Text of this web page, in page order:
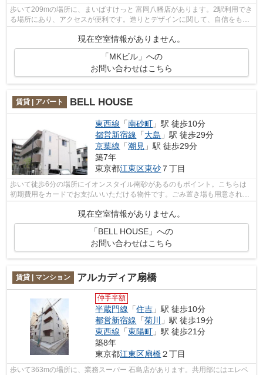
歩いて209mの場所に、まいばすけっと 富岡八幡店があります。2駅利用でき
る場所にあり、アクセスが便利です。造りとデザインに関して、自信をもっ
て情報を提供できるマンションです。...
現在空室情報がありません。
「MKビル」への
お問い合わせはこちら
賃貸 | アパート BELL HOUSE
東西線 「南砂町 」駅 徒歩10分
都営新宿線 「大島 」駅 徒歩29分
京葉線 「潮見 」駅 徒歩29分
築7年
東京都江東区東砂 ７丁目
歩いて徒歩6分の場所にイオンスタイル南砂があるのもポイント。こちらは
初期費用をカードでお支払いいただける物件です。ごみ置き場も用意されて
現在空室情報がありません。
「BELL HOUSE」への
お問い合わせはこちら
賃貸 | マンション アルカディア扇橋
仲手半額
半蔵門線 「住吉 」駅 徒歩10分
都営新宿線 「菊川
」駅 徒歩19分
東西線 「東陽町 」駅 徒歩21分
築8年
東京都江東区扇橋２丁目
歩いて363mの場所に、業務スーパー 石島店があります。共用部にはエレベ